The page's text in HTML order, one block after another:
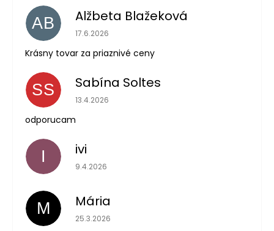
AB Alžbeta Blažeková
Hodnotenie obchodu je 5 z 5 hviezdičiek.
17.6.2026
Krásny tovar za priaznivé ceny
SS Sabína Soltes
Hodnotenie obchodu je 5 z 5 hviezdičiek.
13.4.2026
odporucam
I ivi
Hodnotenie obchodu je 5 z 5 hviezdičiek.
9.4.2026
M Mária
Hodnotenie obchodu je 5 z 5 hviezdičiek.
25.3.2026